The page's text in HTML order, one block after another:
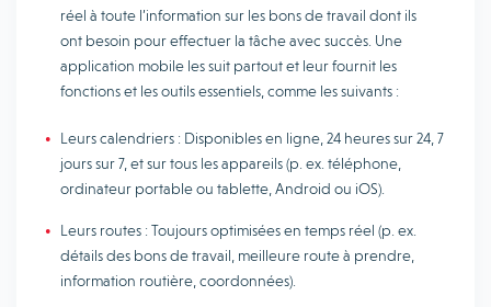
réel à toute l’information sur les bons de travail dont ils
ont besoin pour effectuer la tâche avec succès. Une
application mobile les suit partout et leur fournit les
fonctions et les outils essentiels, comme les suivants :
Leurs calendriers : Disponibles en ligne, 24 heures sur 24, 7
jours sur 7, et sur tous les appareils (p. ex. téléphone,
ordinateur portable ou tablette, Android ou iOS).
Leurs routes : Toujours optimisées en temps réel (p. ex.
détails des bons de travail, meilleure route à prendre,
information routière, coordonnées).